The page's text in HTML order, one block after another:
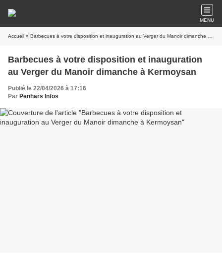
MENU
Accueil » Barbecues à votre disposition et inauguration au Verger du Manoir dimanche à Kermoysan
Barbecues à votre disposition et inauguration
au Verger du Manoir dimanche à Kermoysan
Publié le 22/04/2026 à 17:16
Par Penhars Infos